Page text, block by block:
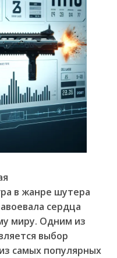
в жанре шутера
сердца
миру. Одним из
выбор
самых популярных